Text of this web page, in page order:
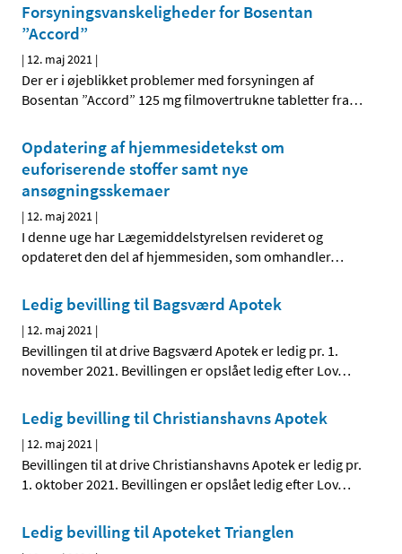
Forsyningsvanskeligheder for Bosentan
”Accord”
| 12. maj 2021 |
Der er i øjeblikket problemer med forsyningen af
Bosentan ”Accord” 125 mg filmovertrukne tabletter fra…
Opdatering af hjemmesidetekst om
euforiserende stoffer samt nye
ansøgningsskemaer
| 12. maj 2021 |
I denne uge har Lægemiddelstyrelsen revideret og
opdateret den del af hjemmesiden, som omhandler…
Ledig bevilling til Bagsværd Apotek
| 12. maj 2021 |
Bevillingen til at drive Bagsværd Apotek er ledig pr. 1.
november 2021. Bevillingen er opslået ledig efter Lov…
Ledig bevilling til Christianshavns Apotek
| 12. maj 2021 |
Bevillingen til at drive Christianshavns Apotek er ledig pr.
1. oktober 2021. Bevillingen er opslået ledig efter Lov…
Ledig bevilling til Apoteket Trianglen